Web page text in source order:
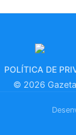
POLÍTICA DE
© 2026